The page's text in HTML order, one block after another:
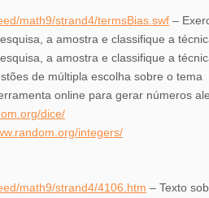
math9/strand4/termsBias.swf –
a amostra e classifique a
a amostra e classifique a
de múltipla escolha sobre o tema
online para gerar números
dice/
integers/
math9/strand4/4106.htm – Texto